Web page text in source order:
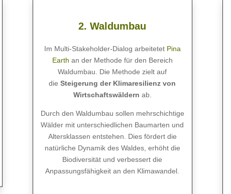
2. Waldumbau
Im Multi-Stakeholder-Dialog arbeitetet Pina
Earth an der Methode für den Bereich
Waldumbau. Die Methode zielt auf
die Steigerung der Klimaresilienz von
Wirtschaftswäldern ab.
Durch den Waldumbau sollen mehrschichtige
Wälder mit unterschiedlichen Baumarten und
Altersklassen entstehen. Dies fördert die
natürliche Dynamik des Waldes, erhöht die
Biodiversität und verbessert die
Anpassungsfähigkeit an den Klimawandel.